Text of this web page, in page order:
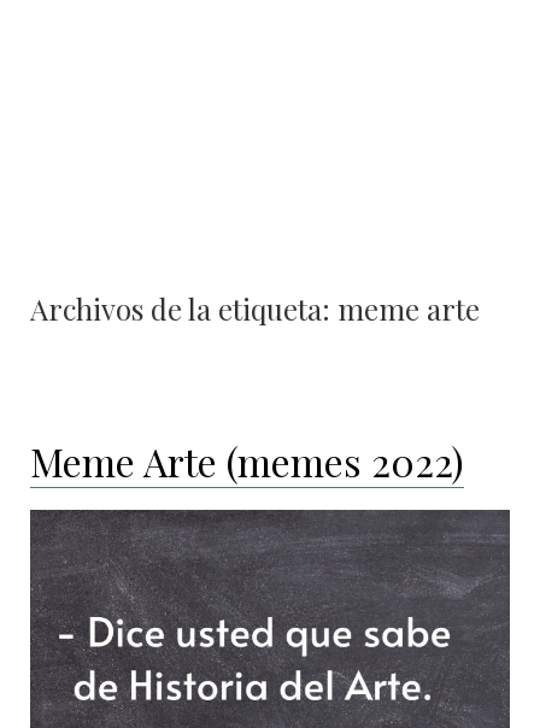
Archivos de la etiqueta: meme arte
Meme Arte (memes 2022)